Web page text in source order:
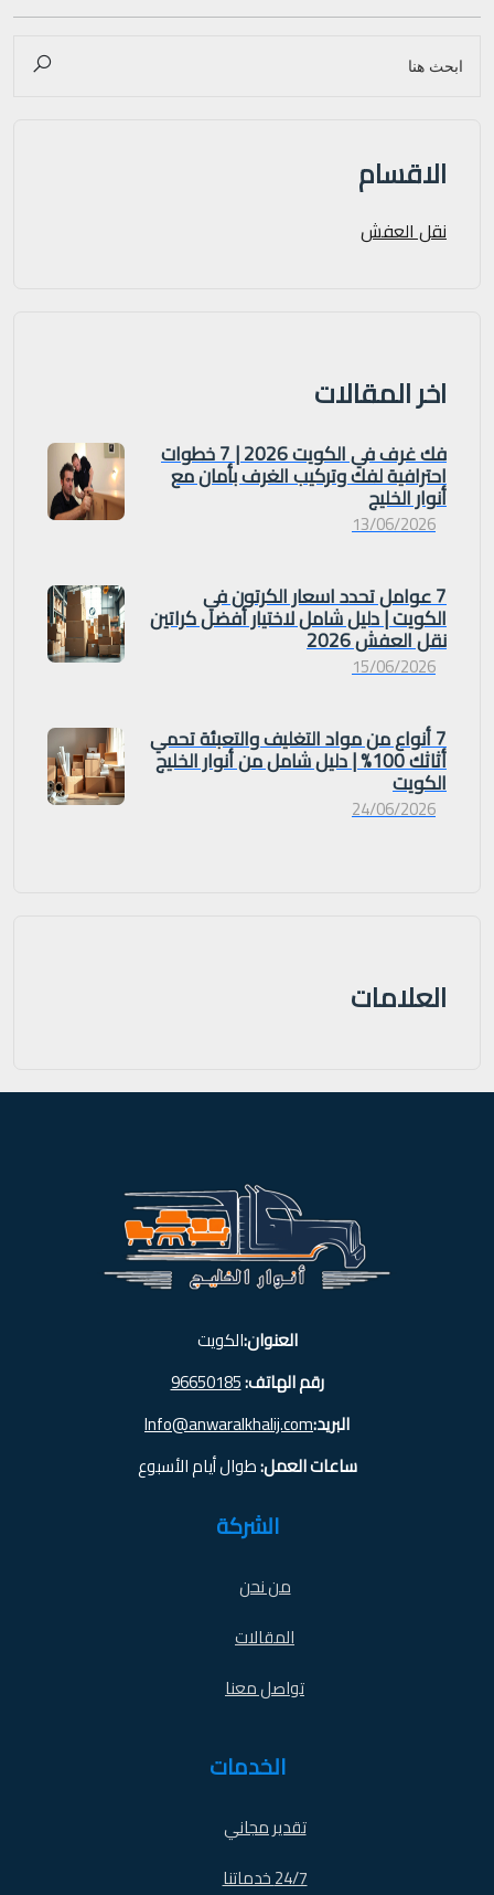
الاقسام
نقل العفش
اخر المقالات
فك غرف في الكويت 2026 | 7 خطوات
احترافية لفك وتركيب الغرف بأمان مع
أنوار الخليج
13/06/2026
7 عوامل تحدد اسعار الكرتون في
الكويت | دليل شامل لاختيار أفضل كراتين
نقل العفش 2026
15/06/2026
7 أنواع من مواد التغليف والتعبئة تحمي
أثاثك 100% | دليل شامل من أنوار الخليج
الكويت
24/06/2026
العلامات
العنوان:الكويت
رقم الهاتف:96650185
البريد:Info@anwaralkhalij.com
ساعات العمل:طوال أيام الأسبوع
الشركة
من نحن
المقالات
تواصل معنا
الخدمات
تقدير مجاني
24/7 خدماتنا